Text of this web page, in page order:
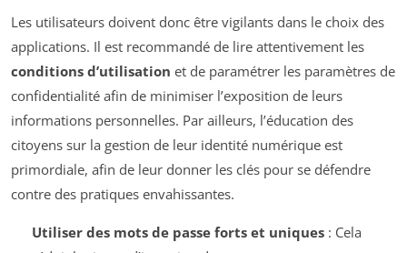
Les utilisateurs doivent donc être vigilants dans le choix des
applications. Il est recommandé de lire attentivement les
conditions d’utilisation et de paramétrer les paramètres de
confidentialité afin de minimiser l’exposition de leurs
informations personnelles. Par ailleurs, l’éducation des
citoyens sur la gestion de leur identité numérique est
primordiale, afin de leur donner les clés pour se défendre
contre des pratiques envahissantes.
Utiliser des mots de passe forts et uniques: Cela